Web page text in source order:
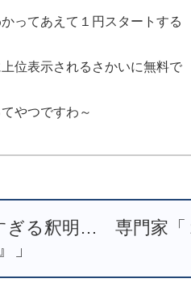
ってあえて１円スタートする
位表示されるさかいに無料で
やつですわ～
ぎる釈明… 専門家「
」